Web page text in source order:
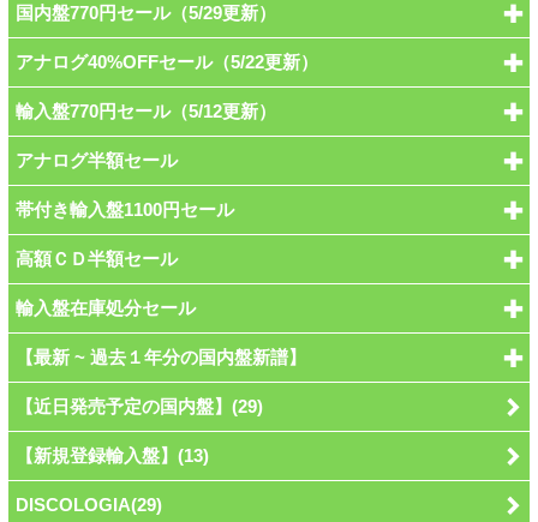
国内盤770円セール（5/29更新）
アナログ40%OFFセール（5/22更新）
輸入盤770円セール（5/12更新）
アナログ半額セール
帯付き輸入盤1100円セール
高額ＣＤ半額セール
輸入盤在庫処分セール
【最新 ~ 過去１年分の国内盤新譜】
【近日発売予定の国内盤】(29)
【新規登録輸入盤】(13)
DISCOLOGIA(29)